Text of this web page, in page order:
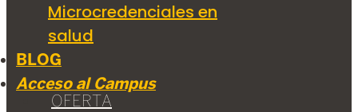
Microcredenciales en
salud
BLOG
Acceso al Campus
OFERTA